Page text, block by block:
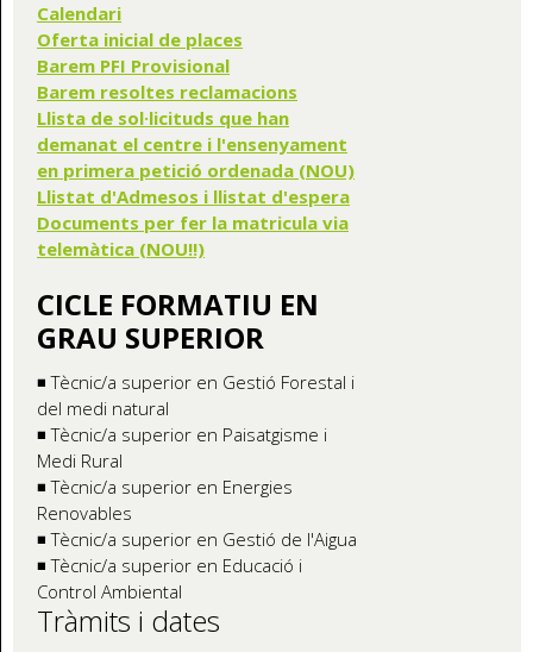
Calendari
Oferta inicial de places
Barem PFI Provisional
Barem resoltes reclamacions
Llista de sol·licituds que han
demanat el centre i l'ensenyament
en primera petició ordenada (NOU)
Llistat d'Admesos i llistat d'espera
Documents per fer la matricula via
telemàtica (NOU!!)
CICLE FORMATIU EN
GRAU SUPERIOR
◾ Tècnic/a superior en Gestió Forestal i
del medi natural
◾ Tècnic/a superior en Paisatgisme i
Medi Rural
◾ Tècnic/a superior en Energies
Renovables
◾ Tècnic/a superior en Gestió de l'Aigua
◾ Tècnic/a superior en Educació i
Control Ambiental
Tràmits i dates